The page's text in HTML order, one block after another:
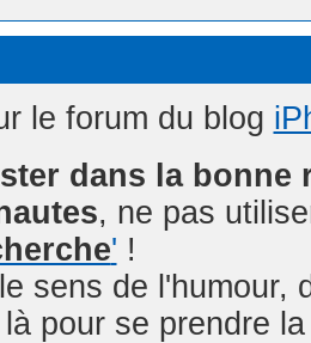
le forum du blog
dans la bonne
, ne pas
' !
sens de l'humour,
pour se prendre